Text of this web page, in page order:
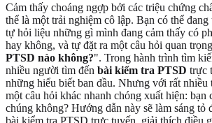
Cảm thấy choáng ngợp bởi các triệu chứng
thể là một trải nghiệm cô lập. Bạn có thể
tự hỏi liệu những gì mình đang cảm thấy có
hay không, và tự đặt ra một câu hỏi quan
PTSD nào không?". Trong hành trình tìm
nhiều người tìm đến bài kiểm tra PTSD trực
những hiểu biết ban đầu. Nhưng với rất nhiều
một câu hỏi khác nhanh chóng xuất hiện: bạn
chúng không? Hướng dẫn này sẽ làm sáng tỏ
bài kiểm tra PTSD trực tuyến, giải thích điều